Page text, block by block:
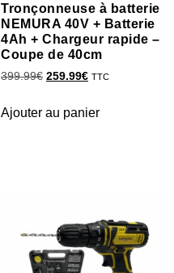
Tronçonneuse à batterie
NEMURA 40V + Batterie
4Ah + Chargeur rapide –
Coupe de 40cm
399.99€ 259.99€ TTC
Ajouter au panier